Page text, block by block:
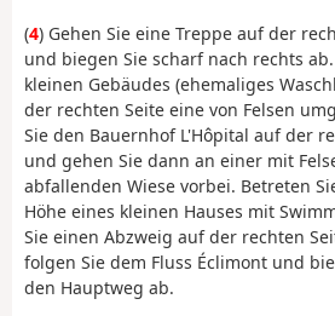
(4) Gehen Sie eine Treppe auf der
und biegen Sie scharf nach rechts
kleinen Gebäudes (ehemaliges
der rechten Seite eine von Felsen
Sie den Bauernhof L'Hôpital auf der
und gehen Sie dann an einer mit
abfallenden Wiese vorbei. Betreten
Höhe eines kleinen Hauses mit
Sie einen Abzweig auf der rechten
folgen Sie dem Fluss Éclimont und
den Hauptweg ab.